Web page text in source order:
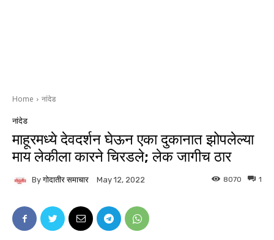
Home नांदेड
नांदेड
माहूरमध्ये देवदर्शन घेऊन एका दुकानात झोपलेल्या
माय लेकीला कारने चिरडले; लेक जागीच ठार
By गोदातीर समाचार May 12, 2022 1
8070